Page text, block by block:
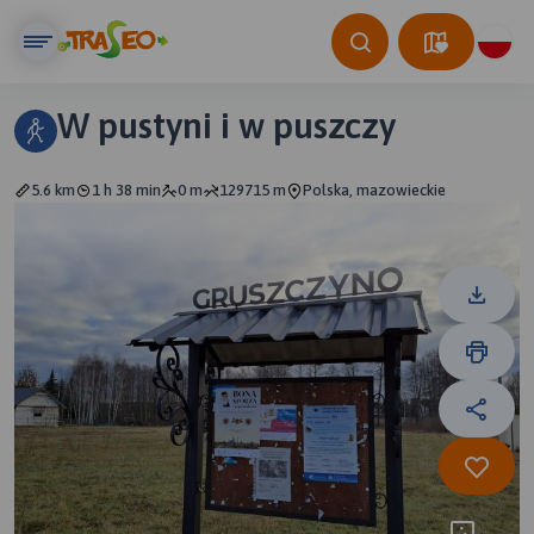
W pustyni i w puszczy
5.6 km 1 h 38 min 0 m 129715 m Polska, mazowieckie